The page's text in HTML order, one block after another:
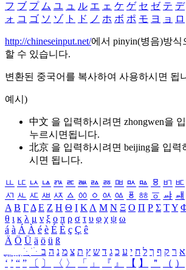
フ ブ プ ム ユ ュ ル エ ェ ケ ゲ セ ゼ テ デ
ォ コ ゴ ソ ゾ ト ド ノ ホ ボ ポ モ ヨ ョ ロ
http://chineseinput.net/에서 pinyin(병음)방
할 수 있습니다.
변환된 중국어를 복사하여 사용하시면 됩
예시)
中文 을 입력하시려면 zhongwen을
누르시면됩니다.
北京 을 입력하시려면 beijing을 입력
시면 됩니다.
ㅥ ㅦ ㅧ ㅨ ㅩ ㅪ ㅫ ㅬ ㅭ ㅮ ㅯ ㅰ ㅱ ㅲ ㅳ
ㅺ ㅻ ㅼ ㅽ ㅾ ㅿ ㆀ ㆁ ㆂ ㆃ ㆄ ㆅ ㆆ ㆇ ㆈ
Α Β ΓΔ Ε Ζ Η Θ Ι ΚΛ Μ Ν Ξ Ο Π Ρ Σ ΤΥ
θ ι κ λ μ ν ξ ο π ρ σ τ υ φ χ ψ ω
á à Á À é è É È ç Ç ê
Ä Ö Ü ä ö ü ß
ִֶֹ ֻּ ׁׂ א ר ק ף ך ל ח י ע כ ג ד ש ץ ת צ מ נ ה ב
‘ ’ “ ” 〔 〕 〈 〉 「 」 『 』 【 】 ＂ （ ）